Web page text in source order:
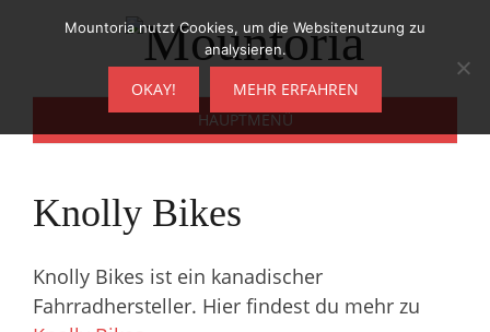
HAUPTMENÜ
Knolly Bikes
Knolly Bikes ist ein kanadischer
Fahrradhersteller. Hier findest du mehr zu
Mountoria nutzt Cookies, um die Websitenutzung zu
analysieren.
OKAY! MEHR ERFAHREN